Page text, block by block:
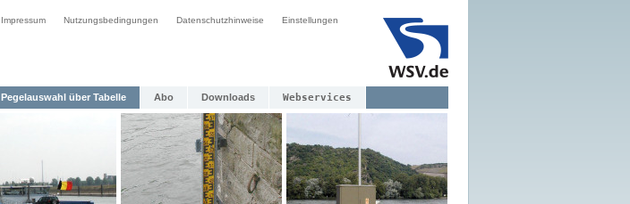
Impressum Nutzungsbedingungen Datenschutzhinweise Einstellungen
Pegelauswahl über Tabelle Abo Downloads Webservices